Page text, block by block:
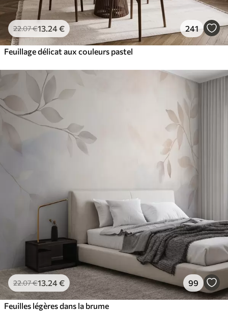
22.07€13 .24€ 241
Feuillage délicat aux couleurs pastel
22.07€13 .24€ 99
Feuilles légères dans la brume